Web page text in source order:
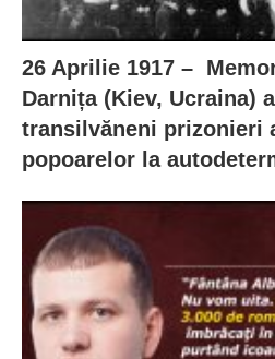
26 Aprilie 1917 –
Darnița (Kiev, Ucraina)
transilvăneni prizonieri
popoarelor la